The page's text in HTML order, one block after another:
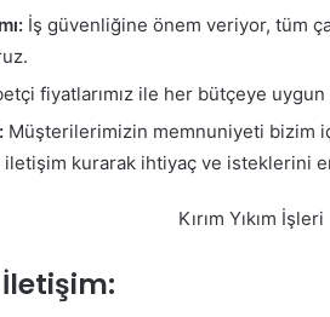
İş güvenliğine önem veriyor, tüm
fiyatlarımız ile her bütçeye
Müşterilerimizin memnuniyeti bizim
kurarak ihtiyaç ve isteklerini
İletişim: